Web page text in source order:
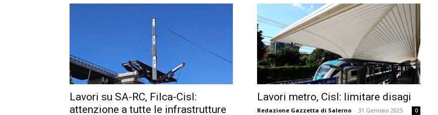
Lavori su SA-RC, Filca-Cisl:
attenzione a tutte le infrastrutture
Lavori metro, Cisl: limitare disagi
Redazione Gazzetta di Salerno - 31 Gennaio 2025 0